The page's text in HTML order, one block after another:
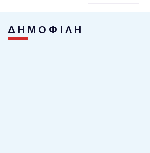
ΔΗΜΟΦΙΛΗ